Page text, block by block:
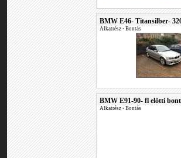
BMW E46- Titansilber-
Alkatrész • Bontás
BMW E91-90- fl elötti
Alkatrész • Bontás